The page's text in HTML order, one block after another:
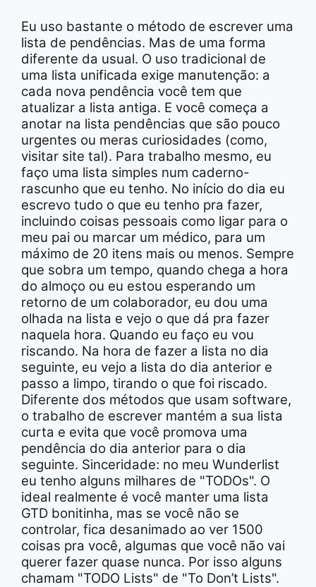
Eu uso bastante o método de escrever uma
lista de pendências. Mas de uma forma
diferente da usual. O uso tradicional de
uma lista unificada exige manutenção: a
cada nova pendência você tem que
atualizar a lista antiga. E você começa a
anotar na lista pendências que são pouco
urgentes ou meras curiosidades (como,
visitar site tal). Para trabalho mesmo, eu
faço uma lista simples num caderno-
rascunho que eu tenho. No início do dia eu
escrevo tudo o que eu tenho pra fazer,
incluindo coisas pessoais como ligar para o
meu pai ou marcar um médico, para um
máximo de 20 itens mais ou menos. Sempre
que sobra um tempo, quando chega a hora
do almoço ou eu estou esperando um
retorno de um colaborador, eu dou uma
olhada na lista e vejo o que dá pra fazer
naquela hora. Quando eu faço eu vou
riscando. Na hora de fazer a lista no dia
seguinte, eu vejo a lista do dia anterior e
passo a limpo, tirando o que foi riscado.
Diferente dos métodos que usam software,
o trabalho de escrever mantém a sua lista
curta e evita que você promova uma
pendência do dia anterior para o dia
seguinte. Sinceridade: no meu Wunderlist
eu tenho alguns milhares de "TODOs". O
ideal realmente é você manter uma lista
GTD bonitinha, mas se você não se
controlar, fica desanimado ao ver 1500
coisas pra você, algumas que você não vai
querer fazer quase nunca. Por isso alguns
chamam "TODO Lists" de "To Don’t Lists".